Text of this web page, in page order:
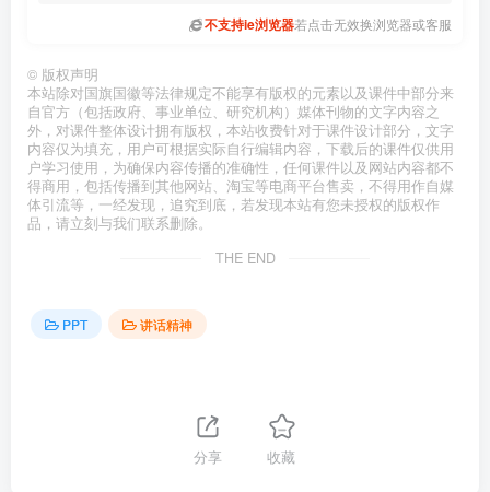
不支持ie浏览器若点击无效换浏览器或客服
© 版权声明
本站除对国旗国徽等法律规定不能享有版权的元素以及课件中部分来
自官方（包括政府、事业单位、研究机构）媒体刊物的文字内容之
外，对课件整体设计拥有版权，本站收费针对于课件设计部分，文字
内容仅为填充，用户可根据实际自行编辑内容，下载后的课件仅供用
户学习使用，为确保内容传播的准确性，任何课件以及网站内容都不
得商用，包括传播到其他网站、淘宝等电商平台售卖，不得用作自媒
体引流等，一经发现，追究到底，若发现本站有您未授权的版权作
品，请立刻与我们联系删除。
THE END
PPT 讲话精神
分享 收藏